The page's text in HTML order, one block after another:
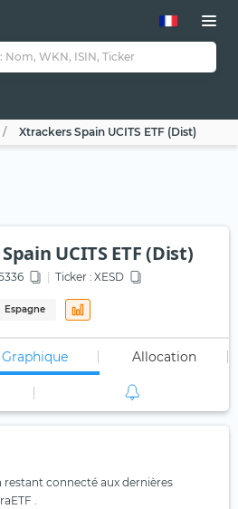
Xtrackers Spain UCITS ETF (Dist)
UCITS ETF (Dist)
Ticker : XESD
Espagne
Graphique Allocation
restant connecté aux dernières
.